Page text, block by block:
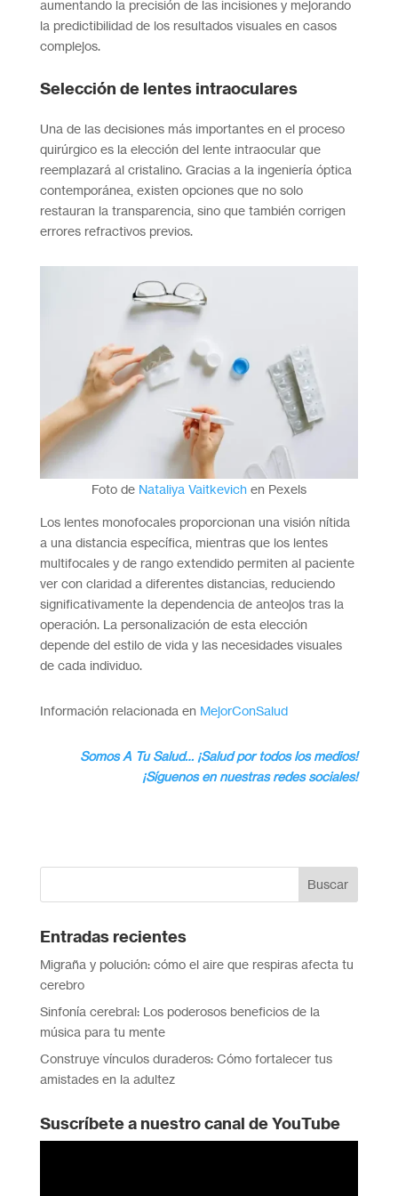
aumentando la precisión de las incisiones y mejorando
la predictibilidad de los resultados visuales en casos
complejos.
Selección de lentes intraoculares
Una de las decisiones más importantes en el proceso
quirúrgico es la elección del lente intraocular que
reemplazará al cristalino. Gracias a la ingeniería óptica
contemporánea, existen opciones que no solo
restauran la transparencia, sino que también corrigen
errores refractivos previos.
Foto de Nataliya Vaitkevichen Pexels
Los lentes monofocales proporcionan una visión nítida
a una distancia específica, mientras que los lentes
multifocales y de rango extendido permiten al paciente
ver con claridad a diferentes distancias, reduciendo
significativamente la dependencia de anteojos tras la
operación. La personalización de esta elección
depende del estilo de vida y las necesidades visuales
de cada individuo.
Información relacionada en MejorConSalud
Somos A Tu Salud… ¡Salud por todos los medios!
¡Síguenos en nuestras redes sociales!
Entradas recientes
Migraña y polución: cómo el aire que respiras afecta tu
cerebro
Sinfonía cerebral: Los poderosos beneficios de la
música para tu mente
Construye vínculos duraderos: Cómo fortalecer tus
amistades en la adultez
Suscríbete a nuestro canal de YouTube